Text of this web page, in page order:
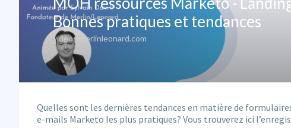
Quelles sont les dernières tendances en matière de
e-mails Marketo les plus pratiques? Vous trouverez ici